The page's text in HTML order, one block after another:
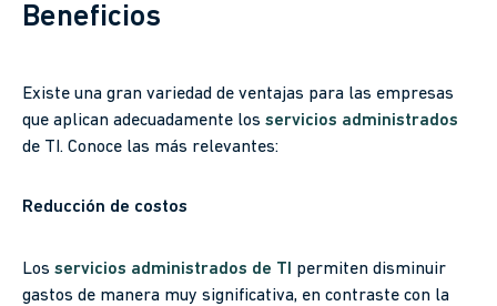
Beneficios
Existe una gran variedad de ventajas para las empresas
que aplican adecuadamente los servicios administrados
de TI. Conoce las más relevantes:
Reducción de costos
Los servicios administrados de TI
permiten disminuir
gastos de manera muy significativa, en contraste con la